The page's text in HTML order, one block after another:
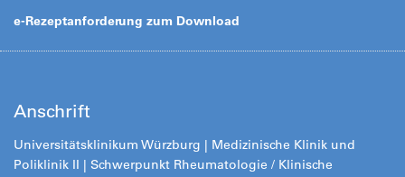
e-Rezeptanforderung zum Download
Anschrift
Universitätsklinikum Würzburg | Medizinische Klinik und
Poliklinik II | Schwerpunkt Rheumatologie / Klinische